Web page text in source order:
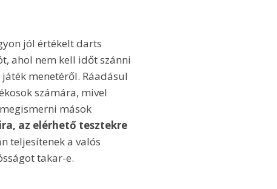
jól értékelt darts
ahol nem kell időt szánni
menetéről. Ráadásul
számára, mivel
mások
az elérhető tesztekre
teljesítenek a valós
takar-e.